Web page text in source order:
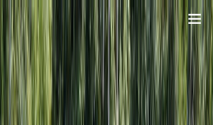
DESTINATIONS
CROISIÈRES